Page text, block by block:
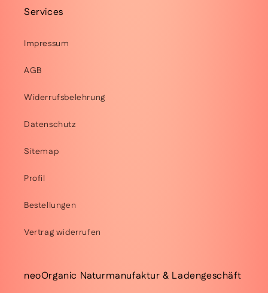
Services
Impressum
AGB
Widerrufsbelehrung
Datenschutz
Sitemap
Profil
Bestellungen
Vertrag widerrufen
neoOrganic Naturmanufaktur & Ladengeschäft